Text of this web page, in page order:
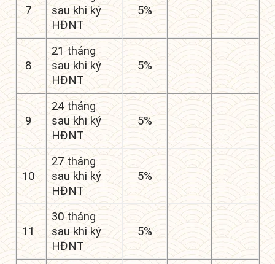
7
sau khi ký
HĐNT
5%
8
21 tháng
sau khi ký
HĐNT
5%
9
24 tháng
sau khi ký
HĐNT
5%
10
27 tháng
sau khi ký
HĐNT
5%
11
30 tháng
sau khi ký
HĐNT
5%